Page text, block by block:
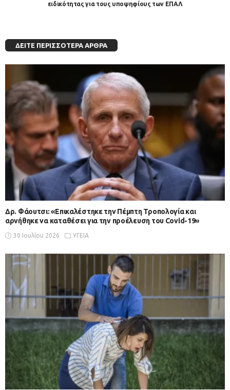
ειδικότητας για τους υποψηφίους των ΕΠΑΛ
ΔΕΊΤΕ ΠΕΡΙΣΣΌΤΕΡΑ ΆΡΘΡΑ
Δρ. Φάουτσι: «Επικαλέστηκε την Πέμπτη Τροπολογία και
αρνήθηκε να καταθέσει για την προέλευση του Covid-19»
30 Ιουλίου 2026 ΥΓΕΙΑ